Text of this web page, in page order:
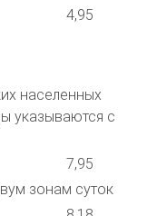
4,95
населенных
указываются с
7,95
зонам суток